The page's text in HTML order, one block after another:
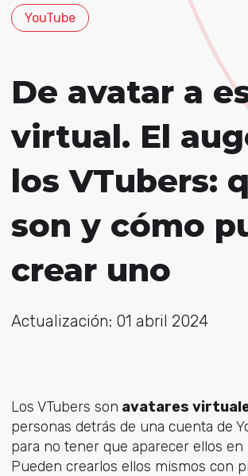
YouTube
De avatar a
virtual. El
los VTubers:
son y cómo
crear uno
Actualización: 01 abril 2024
Los VTubers son avatares
personas detrás de una cuenta de
para no tener que aparecer ellos en
Pueden crearlos ellos mismos con